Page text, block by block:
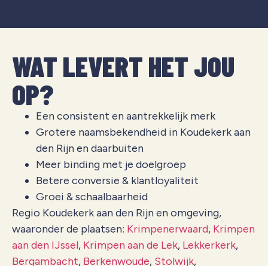
WAT LEVERT HET JOU
OP?
Een consistent en aantrekkelijk merk
Grotere naamsbekendheid in Koudekerk aan
den Rijn en daarbuiten
Meer binding met je doelgroep
Betere conversie & klantloyaliteit
Groei & schaalbaarheid
Regio Koudekerk aan den Rijn en omgeving,
waaronder de plaatsen: Krimpenerwaard, Krimpen
aan den IJssel, Krimpen aan de Lek, Lekkerkerk,
Bergambacht, Berkenwoude, Stolwijk,